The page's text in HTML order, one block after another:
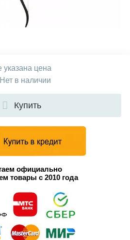
указана цена
Нет в наличии
Купить
официально
товары с 2010 года